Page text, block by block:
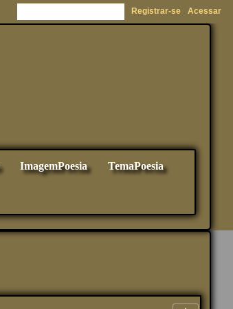
Registrar-se Acessar
ImagemPoesia TemaPoesia